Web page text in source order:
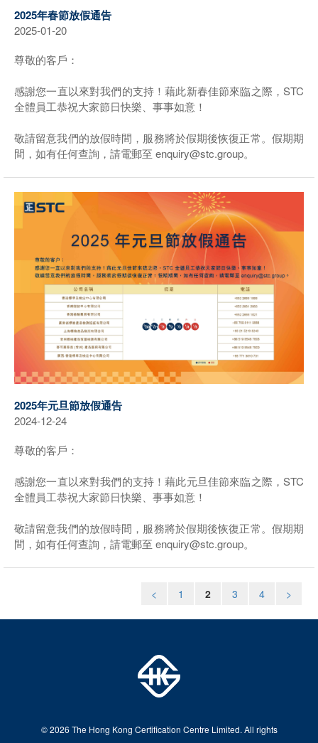
2025年春節放假通告
2025-01-20
尊敬的客戶：
感謝您一直以來對我們的支持！藉此新春佳節來臨之際，STC
全體員工恭祝大家節日快樂、事事如意！
敬請留意我們的放假時間，服務將於假期後恢復正常。假期期
間，如有任何查詢，請電郵至 enquiry@stc.group。
2025年元旦節放假通告
2024-12-24
尊敬的客戶：
感謝您一直以來對我們的支持！藉此元旦佳節來臨之際，STC
全體員工恭祝大家節日快樂、事事如意！
敬請留意我們的放假時間，服務將於假期後恢復正常。假期期
間，如有任何查詢，請電郵至 enquiry@stc.group。
< 1 2 3 4 >
© 2026 The Hong Kong Certification Centre Limited. All rights